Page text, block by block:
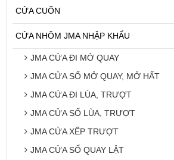
CỬA CUỐN
CỬA NHÔM JMA NHẬP KHẨU
JMA CỬA ĐI MỞ QUAY
JMA CỬA SỔ MỞ QUAY, MỞ HẤT
JMA CỬA ĐI LÙA, TRƯỢT
JMA CỬA SỔ LÙA, TRƯỢT
JMA CỬA XẾP TRƯỢT
JMA CỬA SỔ QUAY LẬT